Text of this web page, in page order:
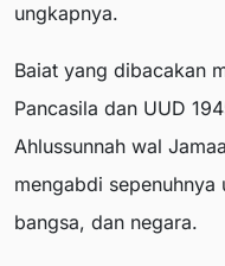
ungkapnya.
Baiat yang dibacakan
Pancasila dan UUD
Ahlussunnah wal
mengabdi sepenuhnya
bangsa, dan negara.